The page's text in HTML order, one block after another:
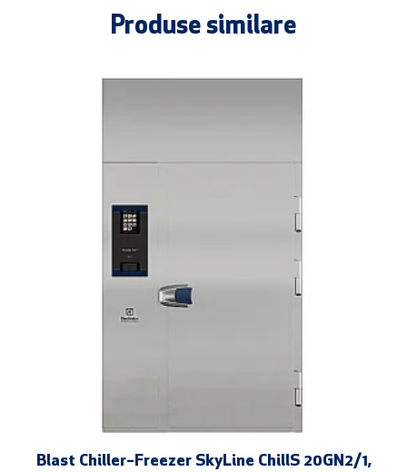
Produse similare
Blast Chiller–Freezer SkyLine ChillS 20GN2/1,